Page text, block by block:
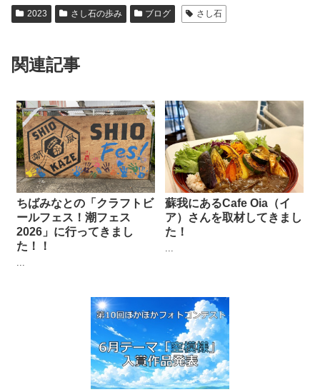
2023 さし石の歩み ブログ さし石
関連記事
ちばみなとの「クラフトビ
ールフェス！潮フェス
2026」に行ってきまし
た！！
...
蘇我にあるCafe Oia（イ
ア）さんを取材してきまし
た！
...